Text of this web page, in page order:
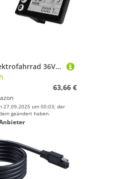
Ujjdwiurgh Elektrofahrrad 36V 48V 52V 40A 3 Modell Sinus-Controller S866 LCD-Display f¨¹r 1500W 2000W E-Bike Einfach zu Bedienen
63,66 €
27.09.2025 um 00:03; der
geändert haben.